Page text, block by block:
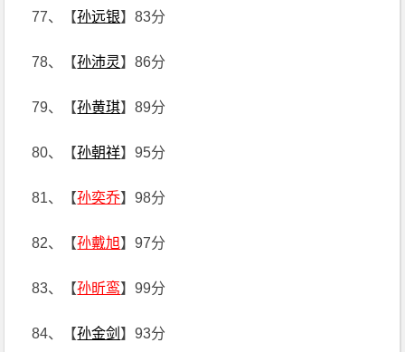
77、【孙远银】83分
78、【孙沛灵】86分
79、【孙黄琪】89分
80、【孙朝祥】95分
81、【孙奕乔】98分
82、【孙戴旭】97分
83、【孙昕鸾】99分
84、【孙金剑 】93分